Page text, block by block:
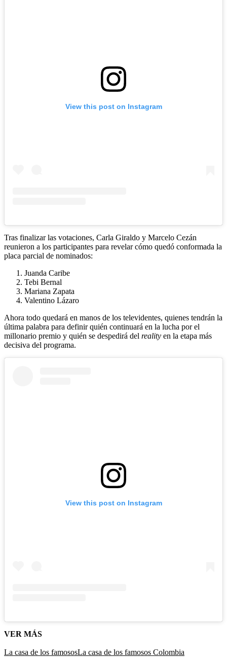
View this post on Instagram
Tras finalizar las votaciones, Carla Giraldo y Marcelo Cezán
reunieron a los participantes para revelar cómo quedó conformada la
placa parcial de nominados:
Juanda Caribe
Tebi Bernal
Mariana Zapata
Valentino Lázaro
Ahora todo quedará en manos de los televidentes, quienes tendrán la
última palabra para definir quién continuará en la lucha por el
millonario premio y quién se despedirá del reality en la etapa más
decisiva del programa.
View this post on Instagram
VER MÁS
La casa de los famososLa casa de los famosos Colombia